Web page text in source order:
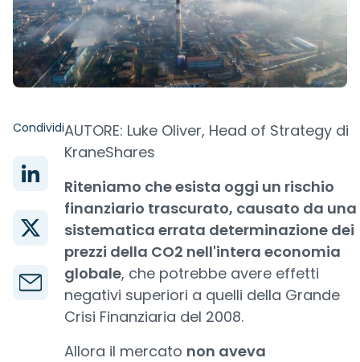
CondividiAUTORE: Luke Oliver, Head of Strategy di
KraneShares
Riteniamo che esista oggi un rischio
finanziario trascurato, causato da una
sistematica errata determinazione dei
prezzi della CO2 nell'intera economia
globale, che potrebbe avere effetti
negativi superiori a quelli della Grande
Crisi Finanziaria del 2008.
Allora il mercato non aveva